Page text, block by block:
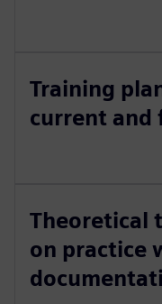
Training
current and
Theoretical
on practice